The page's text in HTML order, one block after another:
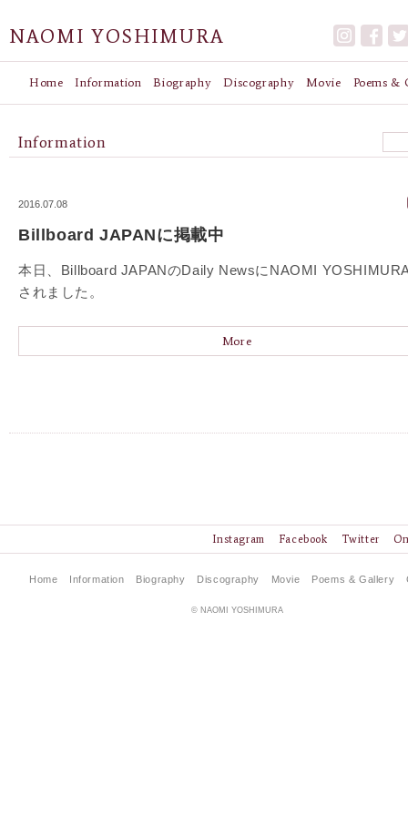
NAOMI YOSHIMURA
Home Information Biography Discography Movie Poems &
Information
2016.07.08
Billboard JAPANに掲載中
本日、Billboard JAPANのDaily NewsにNAOMI
されました。
More
Twitter
Facebook
Instagram
Home Information Biography Discography Movie Poems & Gallery
© NAOMI YOSHIMURA